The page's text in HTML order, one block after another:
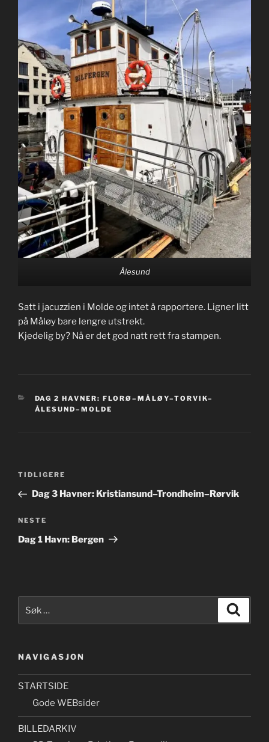
Ålesund
Satt i jacuzzien i Molde og intet å rapportere. Ligner litt
på Måløy bare lengre utstrekt.
Kjedelig by? Nå er det god natt rett fra stampen.
KATEGORIER
DAG 2 HAVNER: FLORØ–MÅLØY–TORVIK–
ÅLESUND–MOLDE
Innleggsnavigasjon
Forrige
innlegg
TIDLIGERE
Dag 3 Havner: Kristiansund–Trondheim–Rørvik
Neste
innlegg
NESTE
Dag 1 Havn: Bergen
etter:
NAVIGASJON
STARTSIDE
Gode WEBsider
BILLEDARKIV